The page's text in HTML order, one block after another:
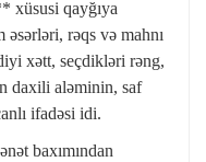
xüsusi qayğıya
əsərləri, rəqs və mahnı
xətt, seçdikləri rəng,
daxili aləminin, saf
ifadəsi idi.
baxımından